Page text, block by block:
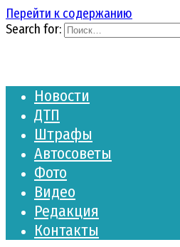
Перейти к содержанию
Search for:
Новости
ДТП
Штрафы
Автосоветы
Фото
Видео
Редакция
Контакты